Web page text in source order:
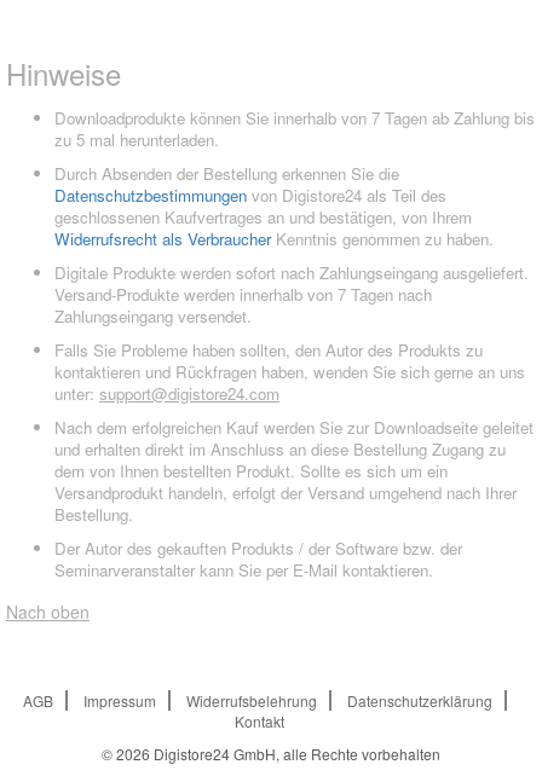
Hinweise
Downloadprodukte können Sie innerhalb von 7 Tagen ab Zahlung bis
zu 5 mal herunterladen.
Durch Absenden der Bestellung erkennen Sie die
Datenschutzbestimmungen von Digistore24 als Teil des
geschlossenen Kaufvertrages an und bestätigen, von Ihrem
Widerrufsrecht als VerbraucherKenntnis genommen zu haben.
Digitale Produkte werden sofort nach Zahlungseingang ausgeliefert.
Versand-Produkte werden innerhalb von 7 Tagen nach
Zahlungseingang versendet.
Falls Sie Probleme haben sollten, den Autor des Produkts zu
kontaktieren und Rückfragen haben, wenden Sie sich gerne an uns
unter: support@digistore24.com
Nach dem erfolgreichen Kauf werden Sie zur Downloadseite geleitet
und erhalten direkt im Anschluss an diese Bestellung Zugang zu
dem von Ihnen bestellten Produkt. Sollte es sich um ein
Versandprodukt handeln, erfolgt der Versand umgehend nach Ihrer
Bestellung.
Der Autor des gekauften Produkts / der Software bzw. der
Seminarveranstalter kann Sie per E-Mail kontaktieren.
Nach oben
AGB Impressum Widerrufsbelehrung
Datenschutzerklärung
Kontakt
© 2026 Digistore24 GmbH, alle Rechte vorbehalten